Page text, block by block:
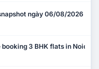
ngày 06/08/2026
3 BHK flats in Noida?